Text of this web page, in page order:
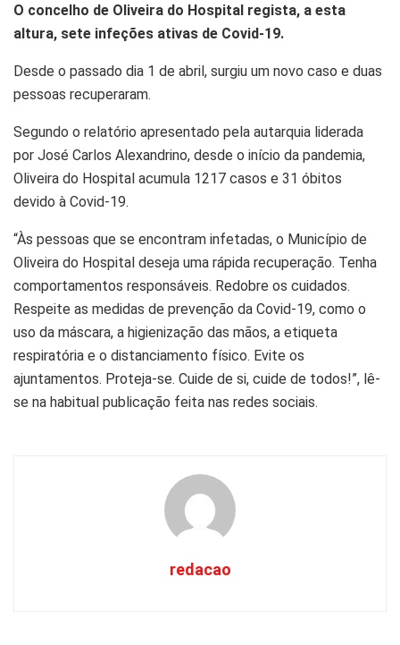
O concelho de Oliveira do Hospital regista, a esta
altura, sete infeções ativas de Covid-19.
Desde o passado dia 1 de abril, surgiu um novo caso e duas
pessoas recuperaram.
Segundo o relatório apresentado pela autarquia liderada
por José Carlos Alexandrino, desde o início da pandemia,
Oliveira do Hospital acumula 1217 casos e 31 óbitos
devido à Covid-19.
“Às pessoas que se encontram infetadas, o Município de
Oliveira do Hospital deseja uma rápida recuperação. Tenha
comportamentos responsáveis. Redobre os cuidados.
Respeite as medidas de prevenção da Covid-19, como o
uso da máscara, a higienização das mãos, a etiqueta
respiratória e o distanciamento físico. Evite os
ajuntamentos. Proteja-se. Cuide de si, cuide de todos!”, lê-
se na habitual publicação feita nas redes sociais.
redacao